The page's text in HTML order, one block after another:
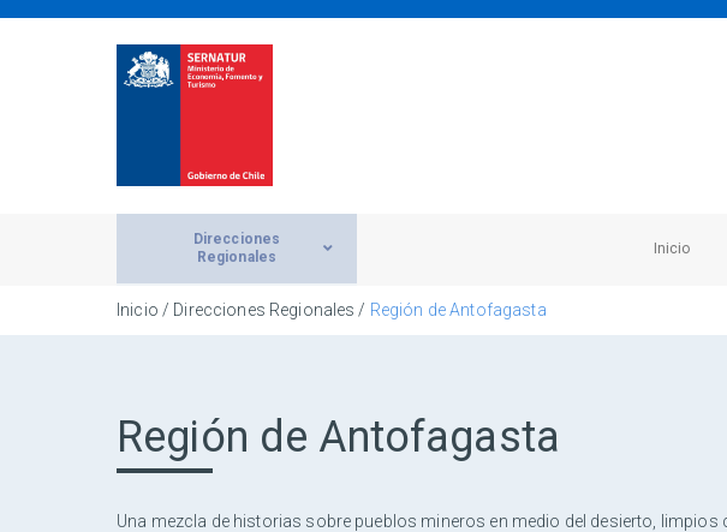
Direcciones
Regionales
Inicio
Inicio / Direcciones Regionales / Región de Antofagasta
Región de Antofagasta
Una mezcla de historias sobre pueblos mineros en medio del desierto,